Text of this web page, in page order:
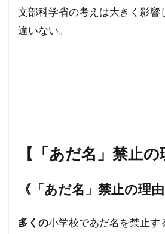
文部科学省の考えは大きく影響
違いない。
【「あだ名」禁止の
《「あだ名」禁止の理由
多くの小学校であだ名を禁止す